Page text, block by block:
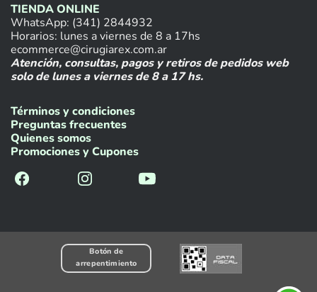
TIENDA ONLINE
WhatsApp: (341) 2844932
Horarios: lunes a viernes de 8 a 17hs
ecommerce@cirugiarex.com.ar
Atención, consultas, pagos y retiros de pedidos web
solo de lunes a viernes de 8 a 17 hs.
Términos y condiciones
Preguntas frecuentes
Quienes somos
Promociones y Cupones
Botón de
arrepentimiento